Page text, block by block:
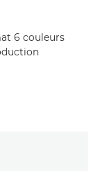
6 couleurs